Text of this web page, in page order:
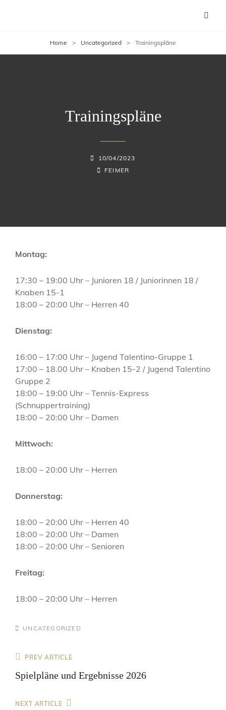
Home > Uncategorized > Trainingspläne
Trainingspläne
POSTED-
ON
10/04/2023
BY
BYLINE
FEIMER
Montag:
17:30 – 19:00 Uhr – Junioren 18 / Juniorinnen 18 /
Knaben 15-1
18:00 – 20:00 Uhr – Herren 40
Dienstag:
16:00 – 17:00 Uhr – Jugend Talentino-Gruppe 1
17:00 – 18.00 Uhr – Knaben 15-2 / Jugend Talentino
Gruppe 2
18:00 – 19:00 Uhr – Tennis-Express
(Schnuppertraining)
18:00 – 20:00 Uhr – Damen
Mittwoch:
18:00 – 20:00 Uhr – Herren
Donnerstag:
18:00 – 20:00 Uhr – Herren 40
18:00 – 20:00 Uhr – Damen
18:00 – 20:00 Uhr – Senioren
Freitag:
18:00 – 20:00 Uhr – Herren
CATEGORIES
UNCATEGORIZED
Beitragsnavigation
Previous
Post
PREV ARTICLE
Spielpläne und Ergebnisse 2026
Next
NEXT ARTICLE